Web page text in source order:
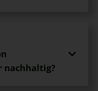
nachhaltig?